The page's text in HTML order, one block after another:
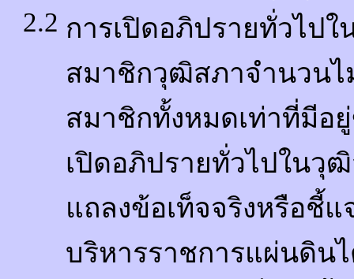
2.2 การเปิดอภิปรายทั่วไป
สมาชิกวุฒิสภาจำนวนไ
สมาชิกทั้งหมดเท่าที่มีอ
เปิดอภิปรายทั่วไปในวุ
แถลงข้อเท็จจริงหรือชี้
บริหารราชการแผ่นดิน